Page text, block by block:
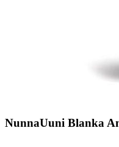
NunnaUuni Blanka